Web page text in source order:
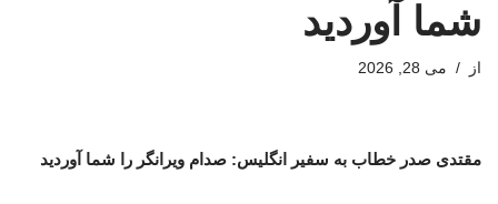
شما آوردید
از می 28, 2026
مقتدی صدر خطاب به سفیر انگلیس: صدام ویرانگر را شما آوردید